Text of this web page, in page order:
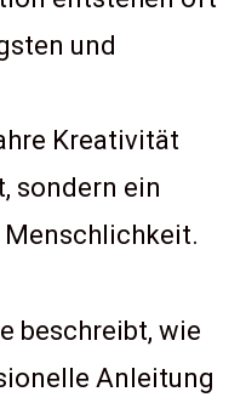
und
Kreativität
sondern ein
beschreibt, wie
Anleitung